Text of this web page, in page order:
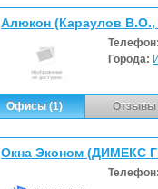
Алюкон (Караулов
Города:
Офисы (1) Отзывы
Окна Эконом (ДИМЕКС